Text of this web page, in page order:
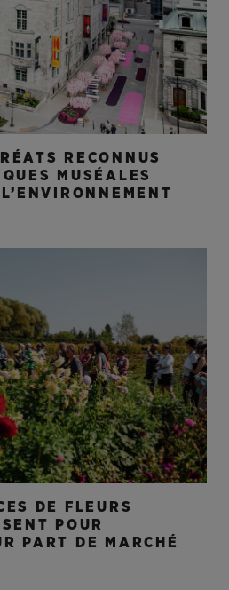
RECONNUS
MUSÉALES
DE FLEURS
POUR
PART DE MARCHÉ